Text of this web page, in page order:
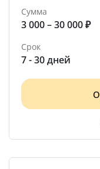
Сумма
3 000 – 30 000 ₽
Срок
7 - 30 дней